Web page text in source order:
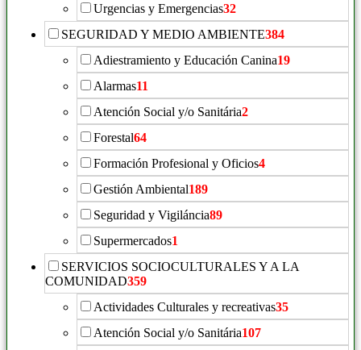
Urgencias y Emergencias32
SEGURIDAD Y MEDIO AMBIENTE384
Adiestramiento y Educación Canina19
Alarmas11
Atención Social y/o Sanitária2
Forestal64
Formación Profesional y Oficios4
Gestión Ambiental189
Seguridad y Vigiláncia89
Supermercados1
SERVICIOS SOCIOCULTURALES Y A LA
COMUNIDAD359
Actividades Culturales y recreativas35
Atención Social y/o Sanitária107